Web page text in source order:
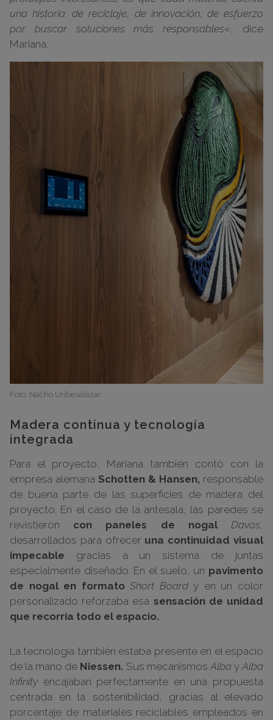
una historia: de reciclaje, de innovación, de esfuerzo
por buscar soluciones más responsables«, dice
Mariana.
Foto: Nacho Uribesalazar
Madera continua y tecnología
integrada
Para el proyecto, Mariana también contó con la
empresa alemana Schotten & Hansen, responsable
de buena parte de las superficies de madera del
proyecto. En el caso de la antesala, las paredes se
revistieron con paneles de nogal Davos
desarrollados para ofrecer una continuidad visual
impecable gracias a un sistema de juntas
especialmente diseñado. En el suelo, un pavimento
de nogal en formato Short Boardy en un color
personalizado reforzaba esa sensación de unidad
que recorría todo el espacio.
La tecnología también estaba presente en el espacio
de la mano de Niessen. Sus mecanismos AlbayAlba
Infinity encajaban perfectamente en una propuesta
centrada en la sostenibilidad, gracias al elevado
porcentaje de materiales reciclables empleados en